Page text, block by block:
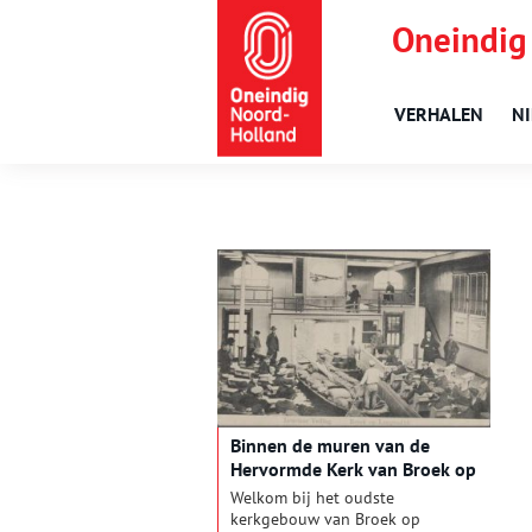
VERHALEN
Binnen de muren van de
Hervormde Kerk van Broek op
Langedijk
Welkom bij het oudste
kerkgebouw van Broek op